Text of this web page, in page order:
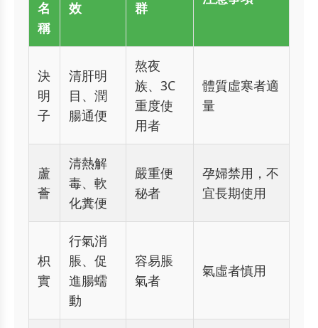
名
稱
效 群
決
明
子
清肝明
目、潤
腸通便
熬夜
族、3C
重度使
用者
體質虛寒者適
量
蘆
薈
清熱解
毒、軟
化糞便
嚴重便
秘者
孕婦禁用，不
宜長期使用
枳
實
行氣消
脹、促
進腸蠕
動
容易脹
氣者
氣虛者慎用